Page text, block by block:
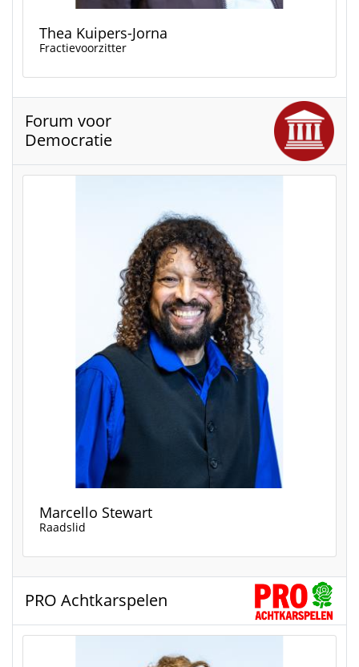
Thea Kuipers-Jorna
Fractievoorzitter
Forum voor
Democratie
Marcello Stewart
Raadslid
PRO Achtkarspelen